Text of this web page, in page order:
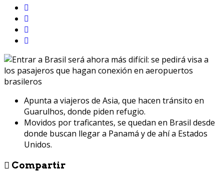
Apunta a viajeros de Asia, que hacen tránsito en
Guarulhos, donde piden refugio.
Movidos por traficantes, se quedan en Brasil desde
donde buscan llegar a Panamá y de ahí a Estados
Unidos.
Compartir